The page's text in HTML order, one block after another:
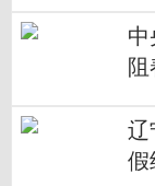
中
辽
假